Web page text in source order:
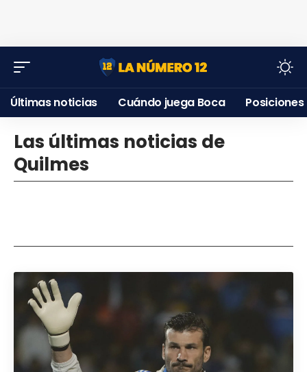
Últimas noticias Cuándo juega Boca Posiciones
Las últimas noticias de
Quilmes